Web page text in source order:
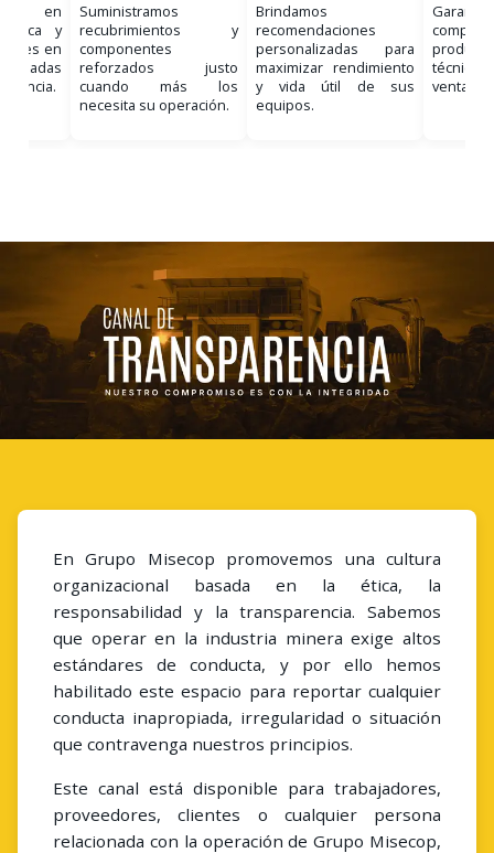
en
y
en
Suministramos
recubrimientos y
componentes
reforzados justo
cuando más los
necesita su operación.
Brindamos
recomendaciones
personalizadas para
maximizar rendimiento
y vida útil de sus
equipos.
técnico
venta.
En Grupo Misecop promovemos una cultura
organizacional basada en la ética, la
responsabilidad y la transparencia. Sabemos
que operar en la industria minera exige altos
estándares de conducta, y por ello hemos
habilitado este espacio para reportar cualquier
conducta inapropiada, irregularidad o situación
que contravenga nuestros principios.
Este canal está disponible para trabajadores,
proveedores, clientes o cualquier persona
relacionada con la operación de Grupo Misecop,